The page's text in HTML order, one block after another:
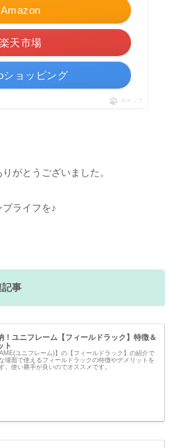
Amazon
楽天市場
ショッピング
ポチップ
がとうございました。
ライフを♪
記事
！ユニフレーム【フィールドラック】特徴＆
ト
ユニフレーム)】の【フィールドラック】の紹介で
場面で使えるフィールドラックの特徴やデメリットを
。使い勝手が良いのでオススメです。